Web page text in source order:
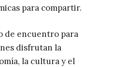
para compartir.
de encuentro para
disfrutan la
la cultura y el